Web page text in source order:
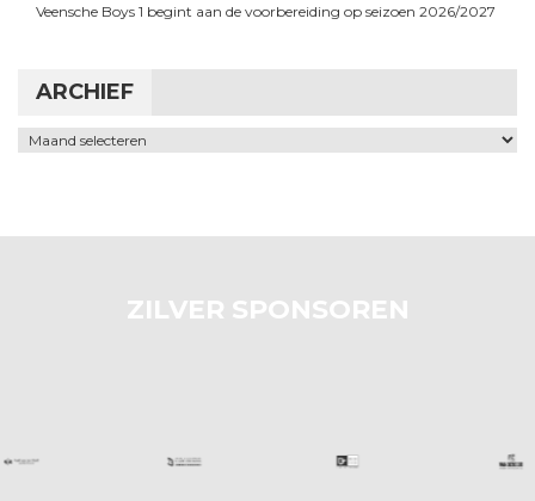
Veensche Boys 1 begint aan de voorbereiding op seizoen 2026/2027
ARCHIEF
Archief
ZILVER SPONSOREN